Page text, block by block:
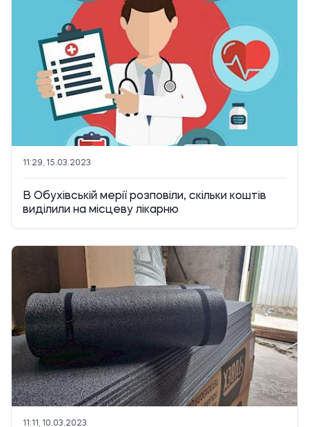
11:29, 15.03.2023
В Обухівській мерії розповіли, скільки коштів
виділили на місцеву лікарню
11:11, 10.03.2023